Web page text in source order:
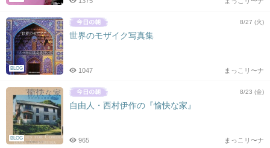
BLOG
8/27 (火)
世界のモザイク写真集
まっこリ〜ナ
1047
BLOG
8/23 (金)
自由人・西村伊作の『愉快な家』
まっこリ〜ナ
965